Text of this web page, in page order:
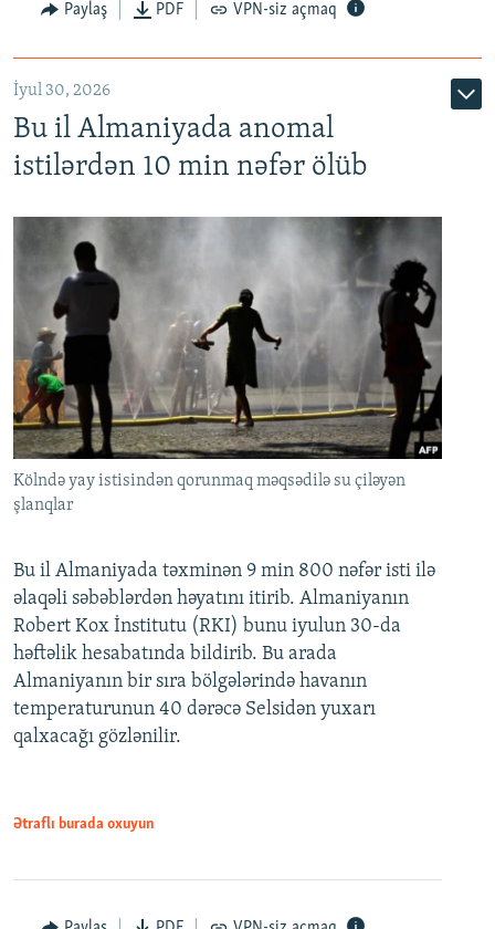
Paylaş PDF VPN-siz açmaq
İyul 30, 2026
Bu il Almaniyada anomal
istilərdən 10 min nəfər ölüb
Kölndə yay istisindən qorunmaq məqsədilə su çiləyən
şlanqlar
Bu il Almaniyada təxminən 9 min 800 nəfər isti ilə
əlaqəli səbəblərdən həyatını itirib. Almaniyanın
Robert Kox İnstitutu (RKI) bunu iyulun 30-da
həftəlik hesabatında bildirib. Bu arada
Almaniyanın bir sıra bölgələrində havanın
temperaturunun 40 dərəcə Selsidən yuxarı
qalxacağı gözlənilir.
Ətraflı burada oxuyun